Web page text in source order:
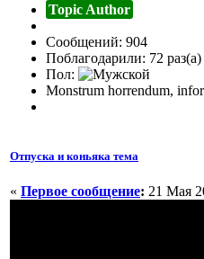
Topic Author
Сообщений: 904
Поблагодарили: 72 раз(а)
Пол:
Monstrum horrendum,
Отпуска и коньяка тема
« Первое сообщение: 21 Мая